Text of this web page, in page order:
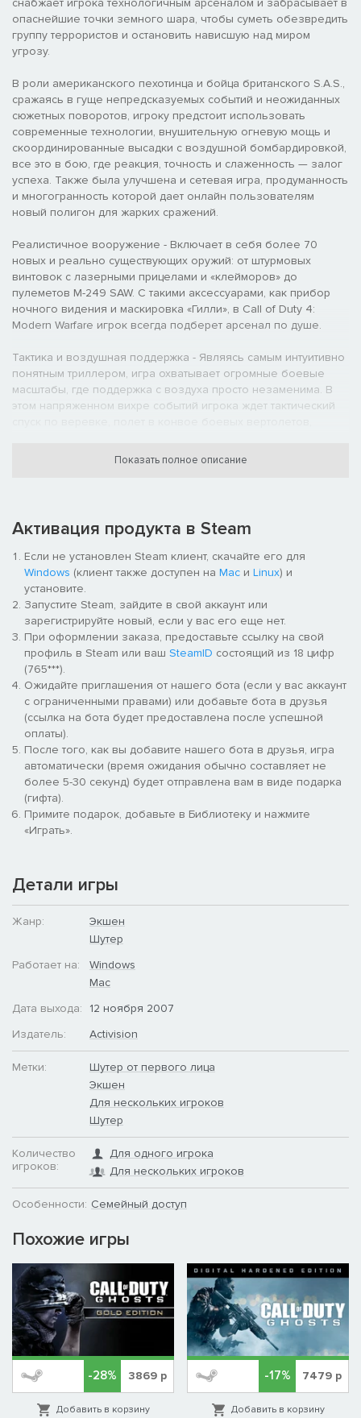
опаснейшие точки земного шара, чтобы суметь обезвредить
группу террористов и остановить нависшую над миром
угрозу.
В роли американского пехотинца и бойца британского S.A.S.,
сражаясь в гуще непредсказуемых событий и неожиданных
сюжетных поворотов, игроку предстоит использовать
современные технологии, внушительную огневую мощь и
скоординированные высадки с воздушной бомбардировкой,
все это в бою, где реакция, точность и слаженность — залог
успеха. Также была улучшена и сетевая игра, продуманность
и многогранность которой дает онлайн пользователям
новый полигон для жарких сражений.
Реалистичное вооружение - Включает в себя более 70
новых и реально существующих оружий: от штурмовых
винтовок с лазерными прицелами и «клейморов» до
пулеметов M-249 SAW. С такими аксессуарами, как прибор
ночного видения и маскировка «Гилли», в Call of Duty 4:
Modern Warfare игрок всегда подберет арсенал по душе.
Тактика и воздушная поддержка - Являясь самым интуитивно
понятным триллером, игра охватывает огромные боевые
масштабы, где поддержка с воздуха просто незаменима. В
этом напряженном вихре событий игрока ждет тактический
по нейтрализации противника в летящем самолете.
спецэффекты, включая объемные размеры территорий,
подсветку краев и само-затенение персонажей, а также
некоторые физические эффекты, все это придает игре
небывалую фото-реалистичность. Соедините качественную
графику и насыщенные сражения с потрясающим звуком Call
of Duty, и вы получите невиданную ранее смесь эмоций.
Неповторимая сетевая игра - Мультиплеер серии берет свое
начало еще с успеха Call of Duty 2, вовлекая все новых
игроков в свои эпические онлайн баталии. Система
создания классов, позволяющая собрать собственный
арсенал, очки опыта, открывающие заблокированные
оружия и умения, система создания матчей и таблицы
лидеров, Call of Duty 4: Modern Warfare дает игроку все,
чтобы насладиться легкодоступной и интересной игрой.
Показать полное описание
Активация продукта в Steam
Если не установлен Steam клиент, скачайте его для
Windows (клиент также доступен на Mac и Linux) и
установите.
Запустите Steam, зайдите в свой аккаунт или
зарегистрируйте новый, если у вас его еще нет.
При оформлении заказа, предоставьте ссылку на свой
профиль в Steam или ваш SteamID состоящий из 18 цифр
(765***).
Ожидайте приглашения от нашего бота (если у вас аккаунт
с ограниченными правами) или добавьте бота в друзья
(ссылка на бота будет предоставлена после успешной
оплаты).
После того, как вы добавите нашего бота в друзья, игра
автоматически (время ожидания обычно составляет не
более 5-30 секунд) будет отправлена вам в виде подарка
(гифта).
Примите подарок, добавьте в Библиотеку и нажмите
«Играть».
Детали игры
Жанр:
Экшен
Шутер
Работает на:
Windows
Mac
Дата выхода:
12 ноября 2007
Издатель:
Activision
Метки:
Шутер от первого лица
Экшен
Для нескольких игроков
Шутер
Количество
игроков:
Для одного игрока
Для нескольких игроков
Особенности: Семейный доступ
Похожие игры
-28% 3869р
Добавить в корзину
-17% 7479 р
Добавить в корзину